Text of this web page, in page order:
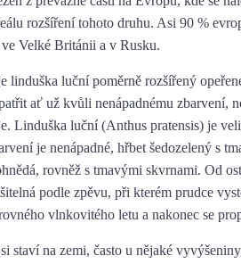
rozšíření tohoto druhu. Asi 90 %
Velké Británii a v Rusku.
linduška luční poměrně rozšířený
ať už kvůli nenápadnému zbarvení,
Linduška luční (Anthus pratensis) je
je nenápadné, hřbet šedozelený s
rovněž s tmavými skvrnami. Od
podle zpěvu, při kterém prudce
vlnkovitého letu a nakonec se
staví na zemi, často u nějaké